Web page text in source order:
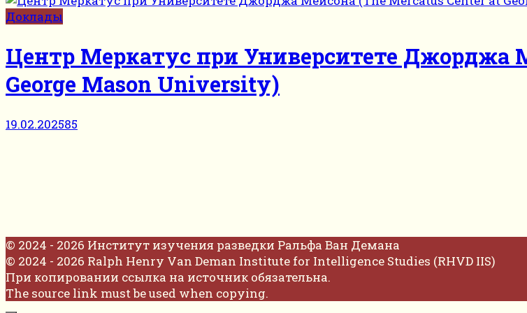
Доклады
Центр Меркатус при Университете Джорджа
George Mason University)
19.02.202585
© 2024 - 2026 Институт изучения разведки Ральфа Ван Демана
© 2024 - 2026 Ralph Henry Van Deman Institute for Intelligence Studies (RHVD IIS)
При копировании ссылка на источник обязательна.
The source link must be used when copying.